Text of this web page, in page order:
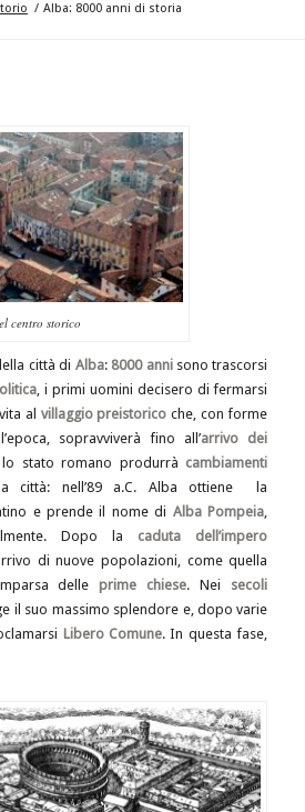
/ Alba: 8000 anni di storia
centro storico
città di Alba: 8000 annisono trascorsi
, i primi uomini decisero di fermarsi
al villaggio preistorico che, con forme
sopravviverà fino all’arrivo dei
lo stato romano produrrà cambiamenti
città: nell’89 a.C. Alba ottiene la
e prende il nome di Alba Pompeia,
Dopo la caduta dell’impero
di nuove popolazioni, come quella
delleprime chiese. Nei secoli
il suo massimo splendore e, dopo varie
Libero Comune. In questa fase,